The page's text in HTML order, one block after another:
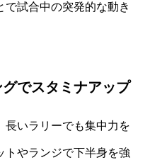
試合中の突発的な動き
でスタミナアップ
長いラリーでも集中力を
トやランジで下半身を強